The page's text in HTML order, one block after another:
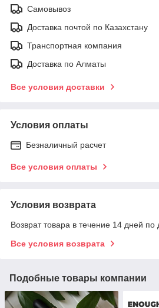
Самовывоз
Доставка почтой по Казахстану
Транспортная компания
Доставка по Алматы
Все условия доставки
Условия оплаты
Безналичный расчет
Все условия оплаты
Условия возврата
Возврат товара в течение 14 дней по
Все условия возврата
Подобные товары компании